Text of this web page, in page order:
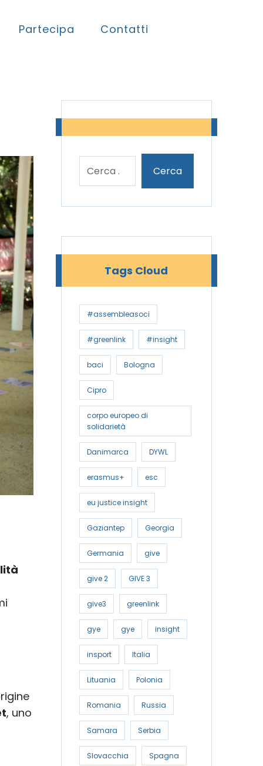
Partecipa Contatti
, uno
Tags Cloud
#assembleasoci
#greenlink #insight
baci Bologna
Cipro
corpo europeo di
solidarietà
Danimarca DYWL
erasmus+ esc
eu justice insight
Gaziantep Georgia
Germania give
give 2 GIVE 3
give3 greenlink
gye gye insight
insport Italia
Lituania Polonia
Romania Russia
Samara Serbia
Slovacchia Spagna